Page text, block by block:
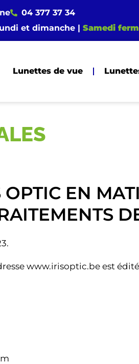
04 377 37 34
et dimanche | Samedi
Lunettes de vue
EN
www.irisoptic.be est